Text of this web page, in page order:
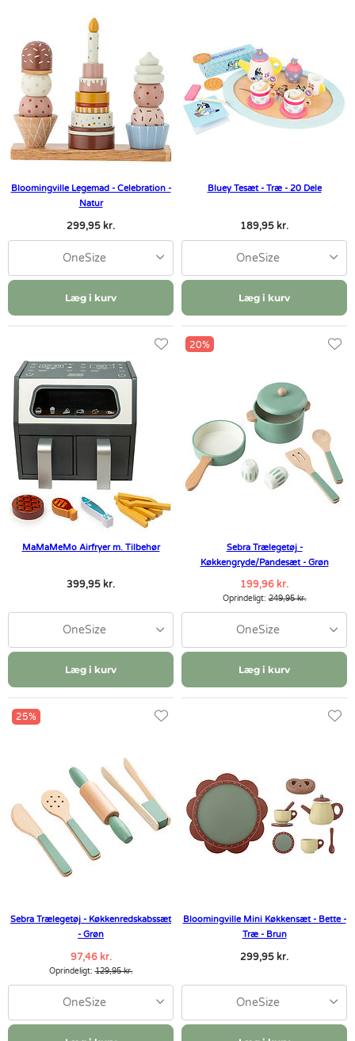
Bloomingville Legemad - Celebration -
Natur
299,95 kr.
OneSize
Læg i kurv
Bluey Tesæt - Træ - 20 Dele
189,95 kr.
OneSize
Læg i kurv
MaMaMeMo Airfryer m. Tilbehør
399,95 kr.
OneSize
Læg i kurv
20%
Sebra Trælegetøj -
Køkkengryde/Pandesæt - Grøn
199,96 kr.
Oprindeligt:249,95 kr.
OneSize
Læg i kurv
25%
Sebra Trælegetøj - Køkkenredskabssæt
- Grøn
97,46 kr.
Oprindeligt:129,95 kr.
OneSize
Bloomingville Mini Køkkensæt - Bette -
Træ - Brun
299,95 kr.
OneSize